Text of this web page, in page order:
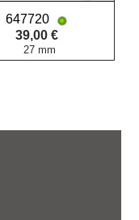
647720
39,00 €
27 mm